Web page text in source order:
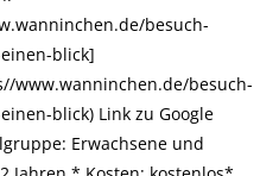
besuch-
blick]
www.wanninchen.de/besuch-
blick) Link zu Google
Erwachsene und